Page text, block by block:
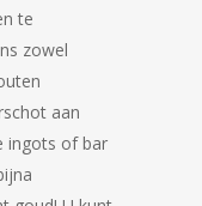
te
zowel
aan
ingots of bar